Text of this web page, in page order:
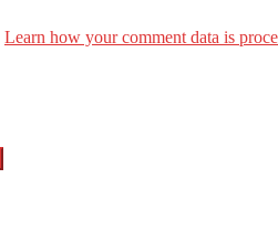
Learn how your comment data is